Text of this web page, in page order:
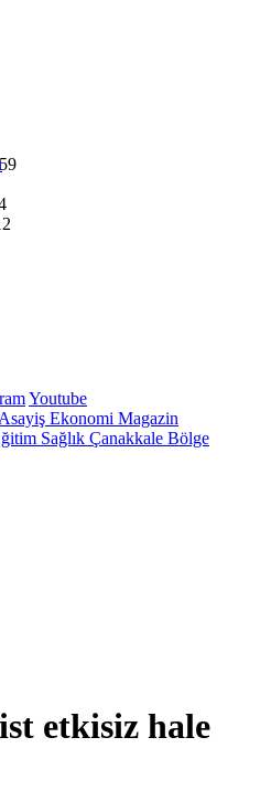
Youtube
Asayiş Ekonomi Magazin
Sağlık Çanakkale Bölge
etkisiz hale